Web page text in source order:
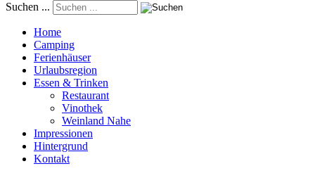
Suchen ...
Home
Camping
Ferienhäuser
Urlaubsregion
Essen & Trinken
Restaurant
Vinothek
Weinland Nahe
Impressionen
Hintergrund
Kontakt